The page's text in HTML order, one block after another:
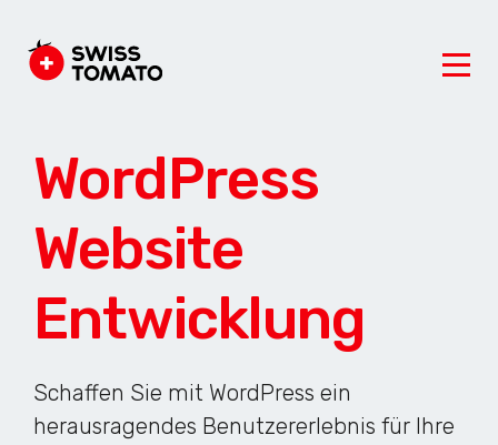
WordPress
Website
Entwicklung
Schaffen Sie mit WordPress ein
herausragendes Benutzererlebnis für Ihre